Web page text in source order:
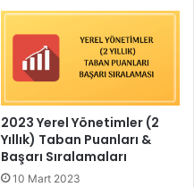
2023 Yerel Yönetimler (2
Yıllık) Taban Puanları &
Başarı Sıralamaları
10 Mart 2023